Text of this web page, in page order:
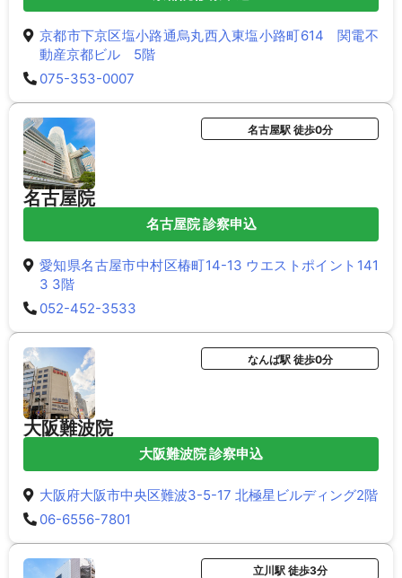
京都市下京区塩小路通烏丸西入東塩小路町614 関電不
動産京都ビル 5階
075-353-0007
名古屋院
名古屋駅 徒歩0分
名古屋院 診察申込
愛知県名古屋市中村区椿町14-13 ウエストポイント141
3 3階
052-452-3533
大阪難波院
なんば駅 徒歩0分
大阪難波院 診察申込
大阪府大阪市中央区難波3-5-17 北極星ビルディング2階
06-6556-7801
立川駅 徒歩3分